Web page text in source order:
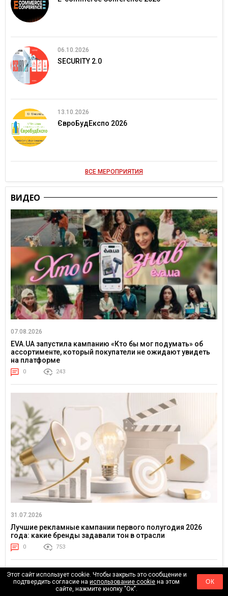
06.10.2026
SECURITY 2.0
13.10.2026
ЄвроБудЕкспо 2026
ВСЕ МЕРОПРИЯТИЯ
ВИДЕО
07.08.2026
EVA.UA запустила кампанию «Кто бы мог подумать» об
ассортименте, который покупатели не ожидают увидеть
на платформе
0 243
31.07.2026
Лучшие рекламные кампании первого полугодия 2026
года: какие бренды задавали тон в отрасли
0 753
Этот сайт использует cookie. Чтобы закрыть это сообщение и
подтвердить согласие наиспользование cookie на этом
сайте, нажмите кнопку "Ок".
ОК